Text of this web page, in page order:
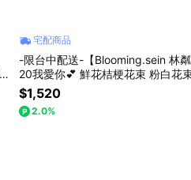
宅配商品
-限台中配送-【Blooming.sein 林
20我愛你💕 鮮花桔梗花束 粉白花
日 告白 求婚 節日禮物
$1,520
2.0%